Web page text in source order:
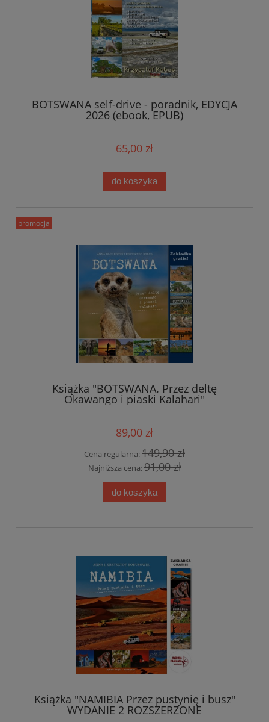
BOTSWANA self-drive - poradnik, EDYCJA
2026 (ebook, EPUB)
65,00 zł
do koszyka
Książka "BOTSWANA. Przez deltę
Okawango i piaski Kalahari"
89,00 zł
Cena regularna:149,90 zł
Najniższa cena:91,00 zł
do koszyka
promocja
Książka "NAMIBIA Przez pustynię i busz"
WYDANIE 2 ROZSZERZONE